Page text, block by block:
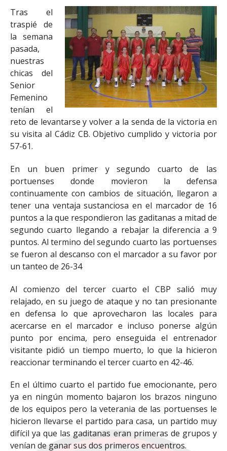
Tras el
traspié de
la semana
pasada,
nuestras
chicas del
Senior
Femenino
tenían el
reto de levantarse y volver a la senda de la victoria en
su visita al Cádiz CB. Objetivo cumplido y victoria por
57-61.
En un buen primer y segundo cuarto de las
portuenses donde movieron la defensa
continuamente con cambios de situación, llegaron a
tener una ventaja sustanciosa en el marcador de 16
puntos a la que respondieron las gaditanas a mitad de
segundo cuarto llegando a rebajar la diferencia a 9
puntos. Al termino del segundo cuarto las portuenses
se fueron al descanso con el marcador a su favor por
un tanteo de 26-34
Al comienzo del tercer cuarto el CBP salió muy
relajado, en su juego de ataque y no tan presionante
en defensa lo que aprovecharon las locales para
acercarse en el marcador e incluso ponerse algún
punto por encima, pero enseguida el entrenador
visitante pidió un tiempo muerto, lo que la hicieron
reaccionar terminando el tercer cuarto en 42-46.
En el último cuarto el partido fue emocionante, pero
ya en ningún momento bajaron los brazos ninguno
de los equipos pero la veterania de las portuenses le
hicieron llevarse el partido para casa, un partido muy
difícil ya que las gaditanas eran primeras de grupos y
venían de ganar sus dos primeros encuentros.